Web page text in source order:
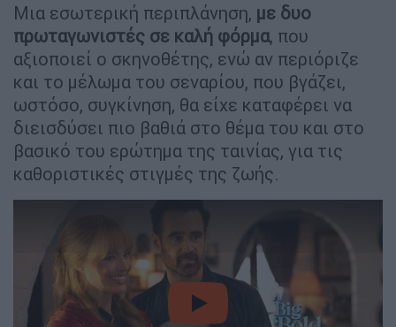
Μια εσωτερική περιπλάνηση, με δυο
πρωταγωνιστές σε καλή φόρμα, που
αξιοποιεί ο σκηνοθέτης, ενώ αν περιόριζε
και το μέλωμα του σεναρίου, που βγάζει,
ωστόσο, συγκίνηση, θα είχε καταφέρει να
διεισδύσει πιο βαθιά στο θέμα του και στο
βασικό του ερώτημα της ταινίας, για τις
καθοριστικές στιγμές της ζωής.
video